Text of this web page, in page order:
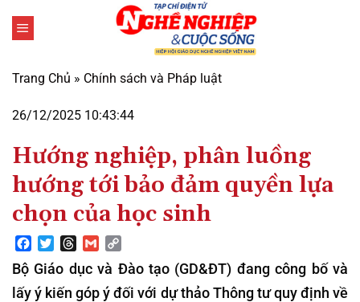
qua
dung
Trang Chủ » Chính sách và Pháp luật
26/12/2025 10:43:44
Hướng nghiệp, phân luồng
hướng tới bảo đảm quyền lựa
chọn của học sinh
Facebook
TwitterThreads
Gmail
Link
Bộ Giáo dục và Đào tạo (GD&ĐT) đang công bố và
lấy ý kiến góp ý đối với dự thảo Thông tư quy định về